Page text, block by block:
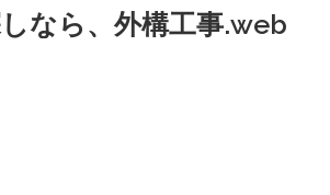
なら、外構工事.web